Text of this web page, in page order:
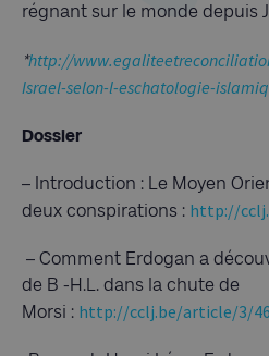
régnant sur le monde depuis
*http://
Israel-selon-l-eschatologie-
Dossier
– Introduction : Le Moyen
deux conspirations : http://
– Comment Erdogan a
de B -H.L. dans la chute de
Morsi : http://cclj.be/article/3/